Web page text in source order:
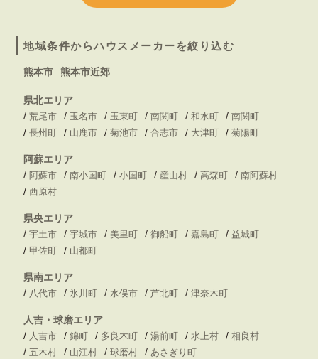
地域条件からハウスメーカーを絞り込む
熊本市 熊本市近郊
県北エリア
/ 荒尾市 / 玉名市 / 玉東町 / 南関町 / 和水町 / 南関町
/ 長州町 / 山鹿市 / 菊池市 / 合志市 / 大津町 / 菊陽町
阿蘇エリア
/ 阿蘇市 / 南小国町 / 小国町 / 産山村 / 高森町 / 南阿蘇村
/ 西原村
県央エリア
/ 宇土市 / 宇城市 / 美里町 / 御船町 / 嘉島町 / 益城町
/ 甲佐町 / 山都町
県南エリア
/ 八代市 / 氷川町 / 水俣市 / 芦北町 / 津奈木町
人吉・球磨エリア
/ 人吉市 / 錦町 / 多良木町 / 湯前町 / 水上村 / 相良村
/ 五木村 / 山江村 / 球磨村 / あさぎり町